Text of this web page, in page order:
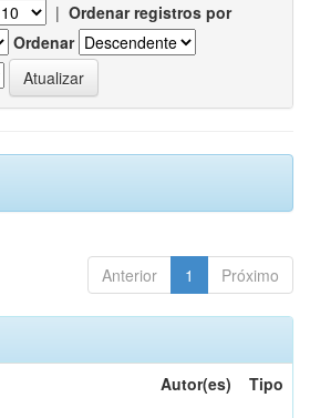
| Ordenar registros por
Ordenar
Anterior 1 Próximo
Autor(es) Tipo